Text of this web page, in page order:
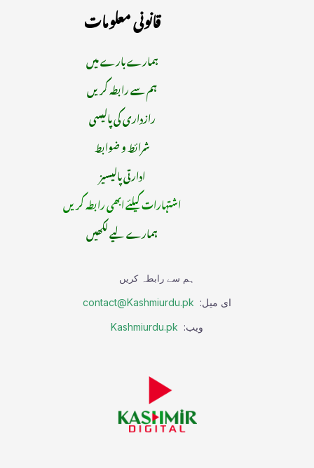
قانونی معلومات
ہمارے بارے میں
ہم سے رابطہ کریں
رازداری کی پالیسی
شرائط و ضوابط
ادارتی پالیسیز
اشتہارات کیلئے ابھی رابطہ کریں
ہمارے لیے لکھیں
ہم سے رابطہ کریں
ای میل: contact@Kashmiurdu.pk
ویب: Kashmiurdu.pk